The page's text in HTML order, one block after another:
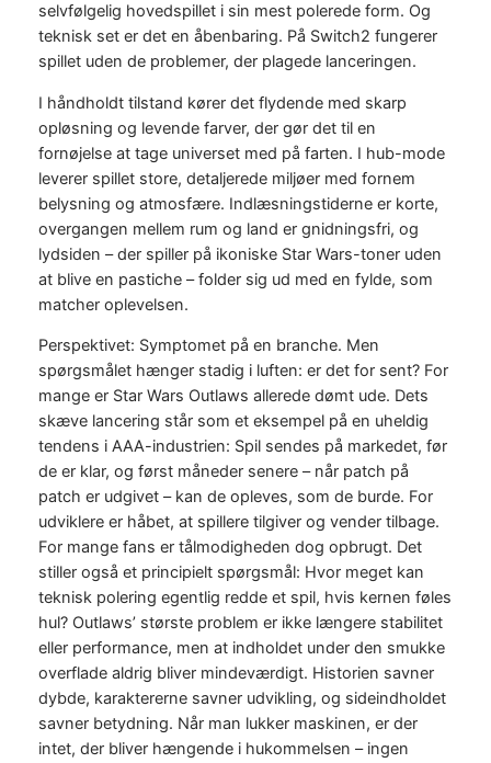
selvfølgelig hovedspillet i sin mest polerede form. Og
teknisk set er det en åbenbaring. På Switch2 fungerer
spillet uden de problemer, der plagede lanceringen.
I håndholdt tilstand kører det flydende med skarp
opløsning og levende farver, der gør det til en
fornøjelse at tage universet med på farten. I hub-mode
leverer spillet store, detaljerede miljøer med fornem
belysning og atmosfære. Indlæsningstiderne er korte,
overgangen mellem rum og land er gnidningsfri, og
lydsiden – der spiller på ikoniske Star Wars-toner uden
at blive en pastiche – folder sig ud med en fylde, som
matcher oplevelsen.
Perspektivet: Symptomet på en branche. Men
spørgsmålet hænger stadig i luften: er det for sent? For
mange er Star Wars Outlaws allerede dømt ude. Dets
skæve lancering står som et eksempel på en uheldig
tendens i AAA-industrien: Spil sendes på markedet, før
de er klar, og først måneder senere – når patch på
patch er udgivet – kan de opleves, som de burde. For
udviklere er håbet, at spillere tilgiver og vender tilbage.
For mange fans er tålmodigheden dog opbrugt. Det
stiller også et principielt spørgsmål: Hvor meget kan
teknisk polering egentlig redde et spil, hvis kernen føles
hul? Outlaws’ største problem er ikke længere stabilitet
eller performance, men at indholdet under den smukke
overflade aldrig bliver mindeværdigt. Historien savner
dybde, karaktererne savner udvikling, og sideindholdet
savner betydning. Når man lukker maskinen, er der
intet, der bliver hængende i hukommelsen – ingen